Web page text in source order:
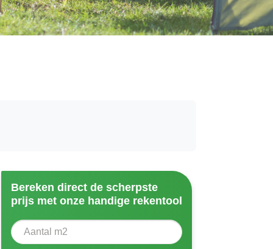
Bereken direct de scherpste
prijs met onze handige rekentool
Aantal vierkante meter